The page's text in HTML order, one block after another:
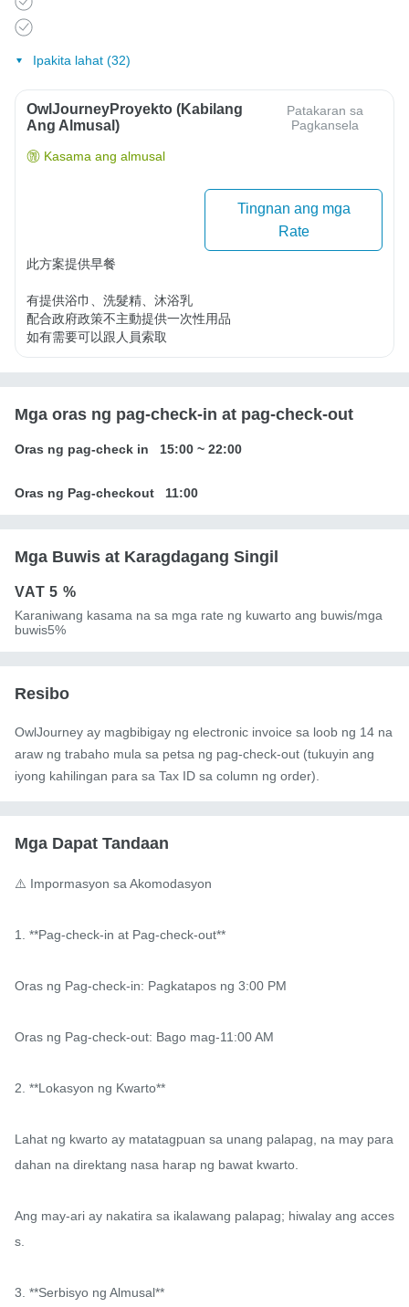
Ipakita lahat (32)
OwlJourneyProyekto (Kabilang
Ang Almusal)
Patakaran sa
Pagkansela
Kasama ang almusal
Tingnan ang mga
Rate
此方案提供早餐
有提供浴巾、洗髮精、沐浴乳
配合政府政策不主動提供一次性用品
如有需要可以跟人員索取
Mga oras ng pag-check-in at pag-check-out
Oras ng pag-check in 15:00 ~ 22:00
Oras ng Pag-checkout 11:00
Mga Buwis at Karagdagang Singil
VAT5 %
Karaniwang kasama na sa mga rate ng kuwarto ang buwis/mga
buwis5%
Resibo
OwlJourney ay magbibigay ng electronic invoice sa loob ng 14 na
araw ng trabaho mula sa petsa ng pag-check-out (tukuyin ang
iyong kahilingan para sa Tax ID sa column ng order).
Mga Dapat Tandaan
⚠️ Impormasyon sa Akomodasyon
1. **Pag-check-in at Pag-check-out**
Oras ng Pag-check-in: Pagkatapos ng 3:00 PM
Oras ng Pag-check-out: Bago mag-11:00 AM
2. **Lokasyon ng Kwarto**
Lahat ng kwarto ay matatagpuan sa unang palapag, na may para
dahan na direktang nasa harap ng bawat kwarto.
Ang may-ari ay nakatira sa ikalawang palapag; hiwalay ang acces
s.
3. **Serbisyo ng Almusal**